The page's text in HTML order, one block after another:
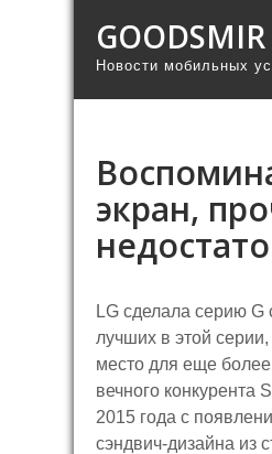
GOODSMIR
Новости мобильных
экран,
LG сделала серию
лучших в этой
место для еще
вечного конкурента
2015 года с
сэндвич-дизайна из